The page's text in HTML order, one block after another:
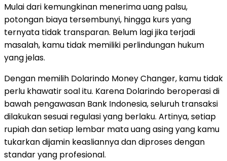
Mulai dari kemungkinan menerima uang palsu,
potongan biaya tersembunyi, hingga kurs yang
ternyata tidak transparan. Belum lagi jika terjadi
masalah, kamu tidak memiliki perlindungan hukum
yang jelas.
Dengan memilih Dolarindo Money Changer, kamu tidak
perlu khawatir soal itu. Karena Dolarindo beroperasi di
bawah pengawasan Bank Indonesia, seluruh transaksi
dilakukan sesuai regulasi yang berlaku. Artinya, setiap
rupiah dan setiap lembar mata uang asing yang kamu
tukarkan dijamin keasliannya dan diproses dengan
standar yang profesional.